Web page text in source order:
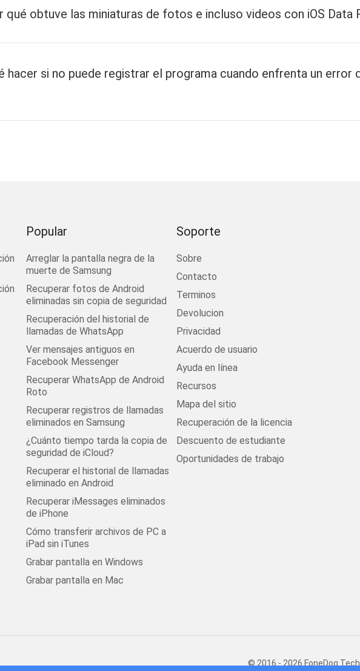
qué obtuve las miniaturas de fotos e incluso videos con iOS Data
hacer si no puede registrar el programa cuando enfrenta un error
al firewall. Y debe configurar el puerto de red en "443" y el protocolo en
a. Abra la página de configuración "Red e Internet" en "Centro de control".
Al ingresar al "Centro de redes y recursos compartidos", elija "Firewall
verías en la parte inferior izquierda.
Popular
Arreglar la pantalla negra de la
muerte de Samsung
Recuperar fotos de Android
eliminadas sin copia de seguridad
Recuperación del historial de
llamadas de WhatsApp
Ver mensajes antiguos en
Facebook Messenger
Recuperar WhatsApp de Android
Roto
Recuperar registros de llamadas
eliminados en Samsung
¿Cuánto tiempo tarda la copia de
seguridad de iCloud?
Recuperar el historial de llamadas
eliminado en Android
Recuperar iMessages eliminados
de iPhone
Cómo transferir archivos de PC a
iPad sin iTunes
Grabar pantalla en Windows
Grabar pantalla en Mac
Soporte
Sobre
Contacto
Terminos
Devolucion
Privacidad
Acuerdo de usuario
Ayuda en línea
Recursos
Mapa del sitio
Recuperación de la licencia
Descuento de estudiante
Oportunidades de trabajo
© 2016 - 2026 FoneDog